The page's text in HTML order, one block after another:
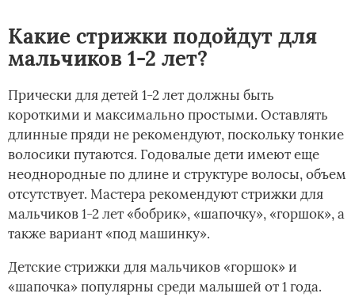
Какие стрижки подойдут для
мальчиков 1-2 лет?
Прически для детей 1-2 лет должны быть
короткими и максимально простыми. Оставлять
длинные пряди не рекомендуют, поскольку тонкие
волосики путаются. Годовалые дети имеют еще
неоднородные по длине и структуре волосы, объем
отсутствует. Мастера рекомендуют стрижки для
мальчиков 1-2 лет «бобрик», «шапочку», «горшок», а
также вариант «под машинку».
Детские стрижки для мальчиков «горшок» и
«шапочка» популярны среди малышей от 1 года.